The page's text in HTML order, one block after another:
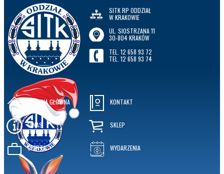
SITK RP ODDZIAŁ
W KRAKOWIE
UL. SIOSTRZANA 11
30-804 KRAKÓW
TEL. 12 658 93 72
TEL. 12 658 93 74
STRONA GŁÓWNA
O NAS
OFERTA
KONTAKT
SKLEP
WYDARZENIA